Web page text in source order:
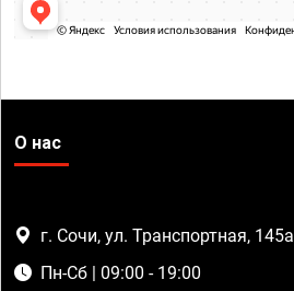
О нас
г. Сочи, ул. Транспортная, 145а
Пн-Сб | 09:00 - 19:00